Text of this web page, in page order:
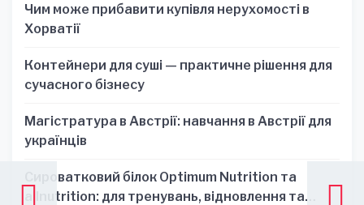
Чим може прибавити купівля нерухомості в
Хорватії
Контейнери для суші — практичне рішення для
сучасного бізнесу
Магістратура в Австрії: навчання в Австрії для
українців
Сироватковий білок Optimum Nutrition та
allnutrition: для тренувань, відновлення та